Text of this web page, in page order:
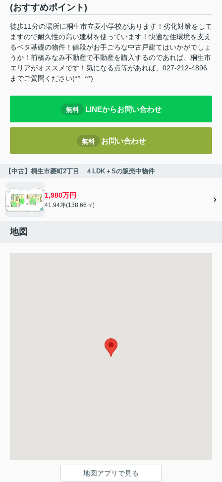
(おすすめポイント)
徒歩11分の場所に桐生市立菱小学校があります！劣化対策をして
ますので耐久性の高い建材を使っています！快適な住環境を支え
るベタ基礎の物件！値段がお手ごろな中古戸建てはいかがでしょ
うか！前橋みなみ不動産で不動産を購入するのであれば、桐生市
エリアがオススメです！気になる点等があれば、027-212-4896
までご質問ください(*^_^*)
無料 LINEからお問い合わせ
無料 お問い合わせ
【中古】桐生市菱町2丁目 ４LDK＋Sの販売中物件
1,980万円
41.94坪(138.66㎡)
地図
地図アプリで見る